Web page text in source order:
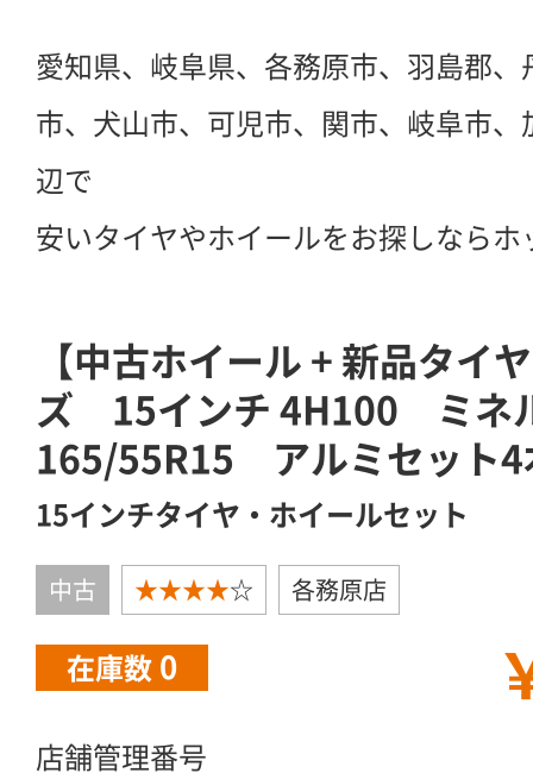
愛知県、岐阜県、各務原市、羽島郡
市、犬山市、可児市、関市、岐阜市
辺で
安いタイヤやホイールをお探しなら
【中古ホイール + 新品タイ
ズ 15インチ 4H100 ミ
165/55R15 アルミセット4
15インチタイヤ・ホイールセット
中古 ★★★★☆ 各務原店
在庫数 0
店舗管理番号